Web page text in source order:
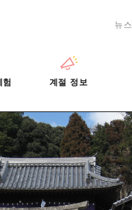
뉴스
빠른 여행
당일치기
험
변
계절 정보
FREE Wi-Fi
용 거리 관광안내소
드
반나절
2박 3일
발생했을 때의 교통 정보
내 책자